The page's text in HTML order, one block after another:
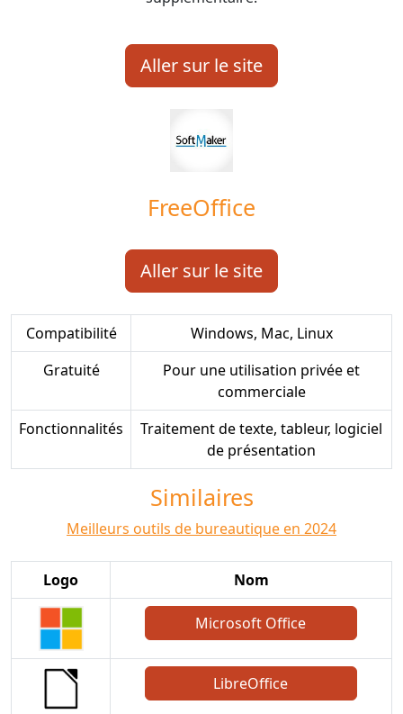
Aller sur le site
FreeOffice
Aller sur le site
Compatibilité
Windows, Mac, Linux
Gratuité
Pour une utilisation privée et
commerciale
Fonctionnalités
Traitement de texte, tableur, logiciel
de présentation
Similaires
Meilleurs outils de bureautique en 2024
Logo Nom
Microsoft Office
LibreOffice